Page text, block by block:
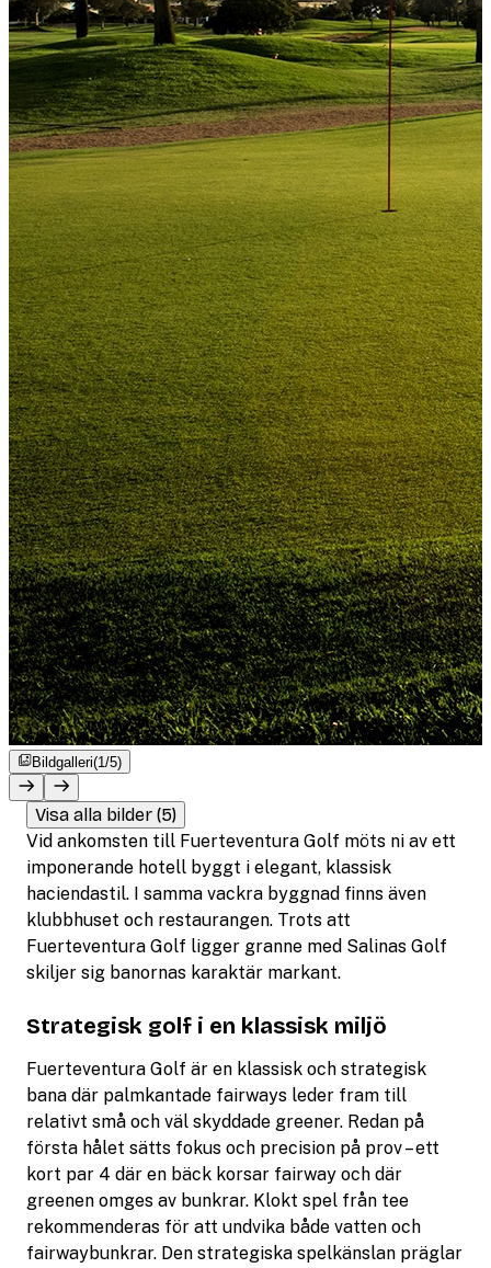
Bildgalleri(1/5)
Visa alla bilder (5)
Vid ankomsten till Fuerteventura Golf möts ni av ett
imponerande hotell byggt i elegant, klassisk
haciendastil. I samma vackra byggnad finns även
klubbhuset och restaurangen. Trots att
Fuerteventura Golf ligger granne med Salinas Golf
skiljer sig banornas karaktär markant.
Strategisk golf i en klassisk miljö
Fuerteventura Golf är en klassisk och strategisk
bana där palmkantade fairways leder fram till
relativt små och väl skyddade greener. Redan på
första hålet sätts fokus och precision på prov – ett
kort par 4 där en bäck korsar fairway och där
greenen omges av bunkrar. Klokt spel från tee
rekommenderas för att undvika både vatten och
fairwaybunkrar. Den strategiska spelkänslan präglar